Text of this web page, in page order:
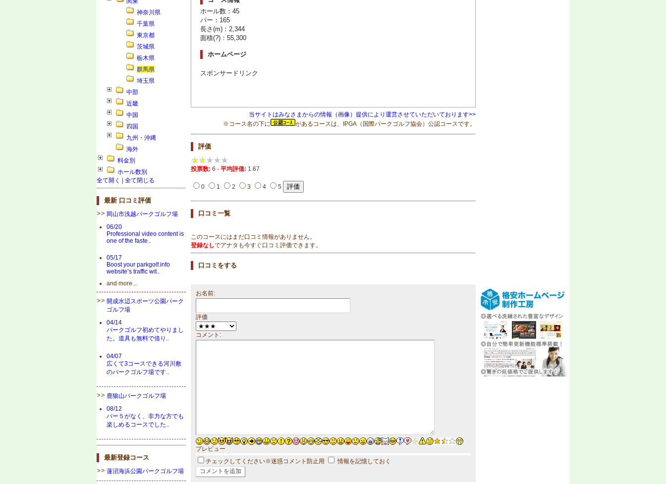
神奈川県
千葉県
東京都
茨城県
栃木県
群馬県
埼玉県
中部
近畿
中国
四国
九州・沖縄
海外
料金別
ホール数別
全て開く
全て閉じる
最新 口コミ評価
岡山市浅越パークゴルフ場
06/20
Professional video content is
one of the faste..
05/17
Boost your parkgolf.info
website’s traffic wit..
and more...
開成水辺スポーツ公園パーク
ゴルフ場
04/14
パークゴルフ初めてやりまし
た。道具も無料で借り..
04/07
広くて3コースできる河川敷
のパークゴルフ場です..
鹿狼山パークゴルフ場
08/12
パー５がなく、非力な方でも
楽しめるコースでした..
最新登録コース
蓮沼海浜公園パークゴルフ場
ホール数：45
パー：165
長さ(m)：2,344
面積(?)：55,300
ホームページ
スポンサードリンク
当サイトはみなさまからの情報（画像）提供により運営させていただいております>>
※コース名の下に
があるコースは、IPGA（国際パークゴルフ協会）公認コースです。
評価
投票数: 6 - 平均評価: 1.67
0 1 2 3 4 5
口コミ一覧
このコースにはまだ口コミ情報がありません。
登録なしでアナタも今すぐ口コミ評価できます。
口コミをする
お名前:
評価
コメント:
プレビュー
チェックしてください※迷惑コメント防止用
情報を記憶しておく